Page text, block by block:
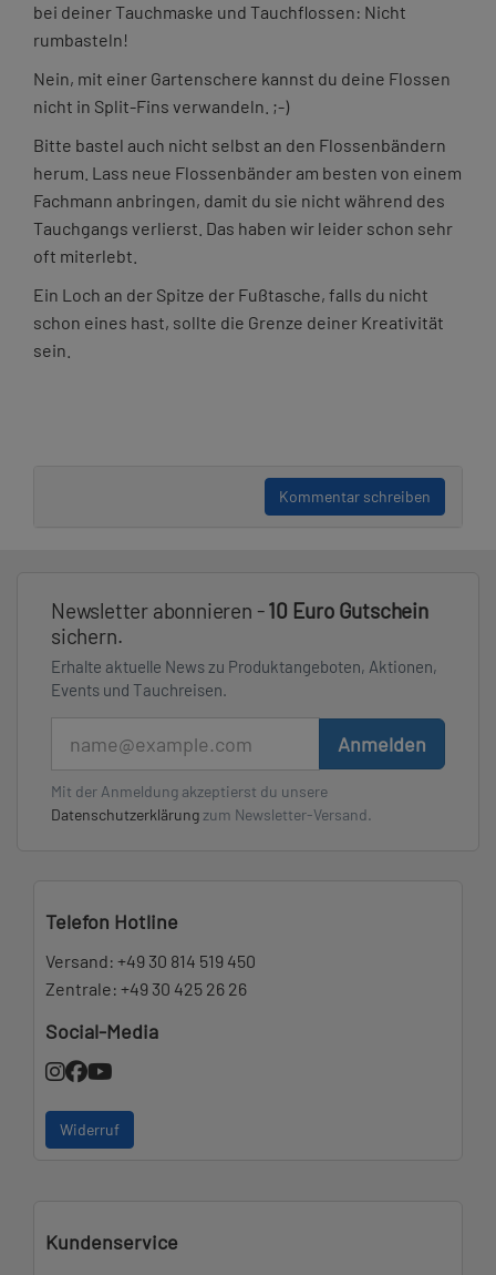
bei deiner Tauchmaske und Tauchflossen: Nicht
rumbasteln!
Nein, mit einer Gartenschere kannst du deine Flossen
nicht in Split-Fins verwandeln. ;-)
Bitte bastel auch nicht selbst an den Flossenbändern
herum. Lass neue Flossenbänder am besten von einem
Fachmann anbringen, damit du sie nicht während des
Tauchgangs verlierst. Das haben wir leider schon sehr
oft miterlebt.
Ein Loch an der Spitze der Fußtasche, falls du nicht
schon eines hast, sollte die Grenze deiner Kreativität
sein.
Kommentar schreiben
Newsletter abonnieren -10 Euro Gutschein
sichern.
Erhalte aktuelle News zu Produktangeboten, Aktionen,
Events und Tauchreisen.
Anmelden
Mit der Anmeldung akzeptierst du unsere
Datenschutzerklärung zum Newsletter-Versand.
Telefon Hotline
Versand: +49 30 814 519 450
Zentrale: +49 30 425 26 26
Social-Media
Widerruf
Kundenservice